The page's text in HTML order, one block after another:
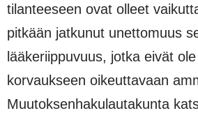
tilanteeseen ovat olleet
pitkään jatkunut unettomuus
lääkeriippuvuus, jotka eivät
korvaukseen oikeuttavaan
Muutoksenhakulautakunta